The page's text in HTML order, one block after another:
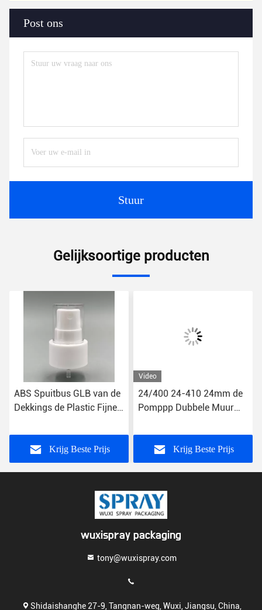
Post ons
Stuur
Gelijksoortige producten
ABS Spuitbus GLB van de
Dekkings de Plastic Fijne
Sluiting
Krijg Beste Prijs
Video
24/400 24-410 24mm de
Pomppp Dubbele Muur
Parfumpersoonlijke
verzorging van lidstaten
Half Cap Serum
Krijg Beste Prijs
wuxispray packaging
tony@wuxispray.com
Shidaishanghe 27-9, Tangnan-weg, Wuxi, Jiangsu, China,